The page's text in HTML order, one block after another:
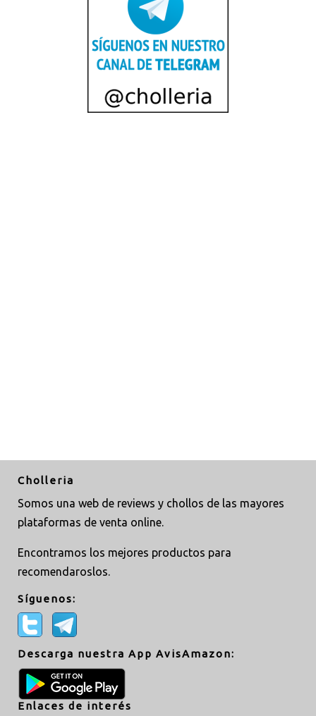
Cholleria
Somos una web de reviews y chollos de las mayores
plataformas de venta online.
Encontramos los mejores productos para
recomendaroslos.
Síguenos:
Descarga nuestra App AvisAmazon:
Enlaces de interés